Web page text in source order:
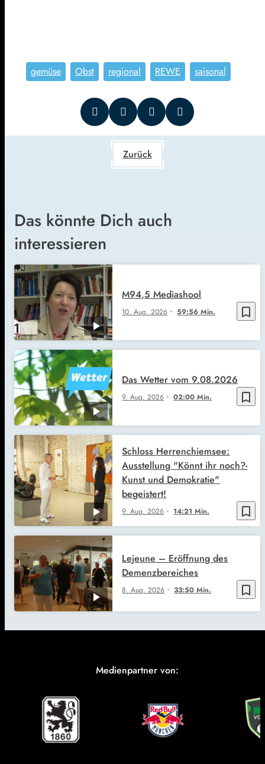
gemüse Obst regional REWE saisonal
Zurück
Das könnte Dich auch
interessieren
bookmark_border
10. Aug. 2026 59:56 Min.
M94,5 Mediashool
bookmark_border
9. Aug. 2026 02:00 Min.
Das Wetter vom 9.08.2026
bookmark_border
9. Aug. 2026 14:21 Min.
Schloss Herrenchiemsee:
Ausstellung "Könnt ihr noch?-
Kunst und Demokratie"
begeistert!
bookmark_border
8. Aug. 2026 33:50 Min.
Lejeune – Eröffnung des
Demenzbereiches
Medienpartner von: